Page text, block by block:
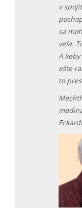
v
sa
veľa.
A
ešte
to